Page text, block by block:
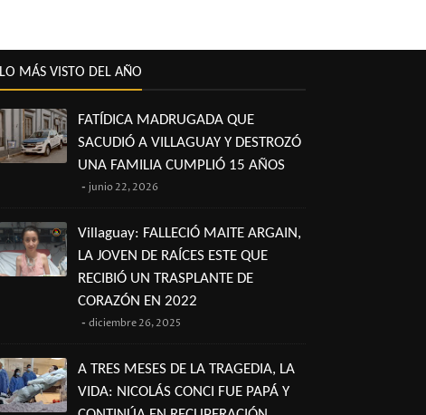
LO MÁS VISTO DEL AÑO
FATÍDICA MADRUGADA QUE
SACUDIÓ A VILLAGUAY Y DESTROZÓ
UNA FAMILIA CUMPLIÓ 15 AÑOS
junio 22, 2026
Villaguay: FALLECIÓ MAITE ARGAIN,
LA JOVEN DE RAÍCES ESTE QUE
RECIBIÓ UN TRASPLANTE DE
CORAZÓN EN 2022
diciembre 26, 2025
A TRES MESES DE LA TRAGEDIA, LA
VIDA: NICOLÁS CONCI FUE PAPÁ Y